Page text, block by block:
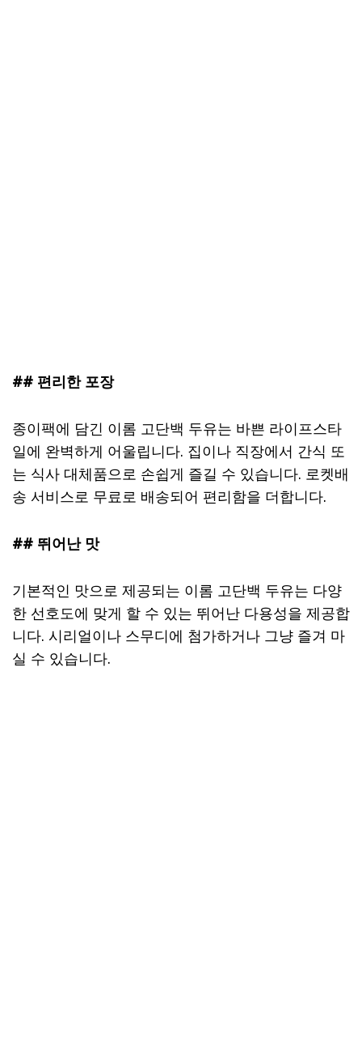
## 편리한 포장
종이팩에 담긴 이롬 고단백 두유는 바쁜 라이프스타
일에 완벽하게 어울립니다. 집이나 직장에서 간식 또
는 식사 대체품으로 손쉽게 즐길 수 있습니다. 로켓배
송 서비스로 무료로 배송되어 편리함을 더합니다.
## 뛰어난 맛
기본적인 맛으로 제공되는 이롬 고단백 두유는 다양
한 선호도에 맞게 할 수 있는 뛰어난 다용성을 제공합
니다. 시리얼이나 스무디에 첨가하거나 그냥 즐겨 마
실 수 있습니다.